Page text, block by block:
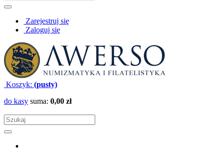
Zarejestruj się
Zaloguj się
Koszyk: (pusty)
do kasy suma: 0,00 zł